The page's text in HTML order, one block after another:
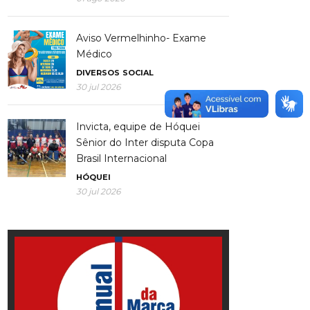
Aviso Vermelhinho- Exame
Médico
DIVERSOS SOCIAL
30 jul 2026
Invicta, equipe de Hóquei
Sênior do Inter disputa Copa
Brasil Internacional
HÓQUEI
30 jul 2026